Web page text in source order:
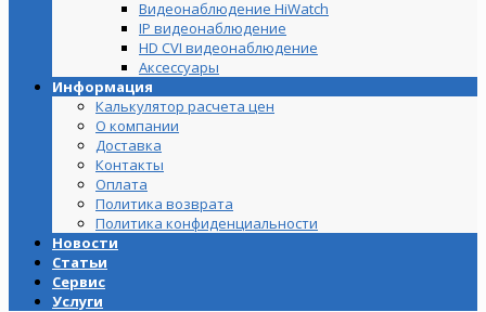
Видеонаблюдение HiWatch
IP видеонаблюдение
HD CVI видеонаблюдение
Аксессуары
Информация
Калькулятор расчета цен
О компании
Доставка
Контакты
Оплата
Политика возврата
Политика конфиденциальности
Новости
Статьи
Сервис
Услуги